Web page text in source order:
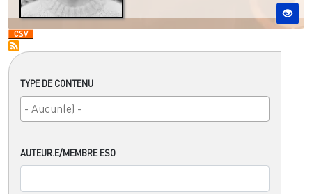
TYPE DE CONTENU
AUTEUR.E/MEMBRE ESO